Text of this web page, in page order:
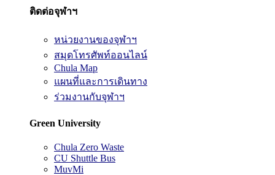
ติดต่อจุฬาฯ
หน่วยงานของจุฬาฯ
สมุดโทรศัพท์ออนไลน์
Chula Map
แผนที่และการเดินทาง
ร่วมงานกับจุฬาฯ
Green University
Chula Zero Waste
CU Shuttle Bus
MuvMi